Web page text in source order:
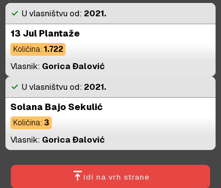
check U vlasništvu od: 2021.
13 Jul Plantaže
Količina:1.722
Vlasnik: Gorica Đalović
check U vlasništvu od: 2021.
Solana Bajo Sekulić
Količina: 3
Vlasnik: Gorica Đalović
vertical_align_top idi na vrh strane